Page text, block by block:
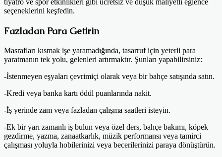
tiyatro ve spor etkinlikleri gibi ücretsiz ve düşük maliyetli eğlence
seçeneklerini keşfedin.
Fazladan Para Getirin
Masrafları kısmak işe yaramadığında, tasarruf için yeterli para
yaratmanın tek yolu, gelenleri artırmaktır. Şunları yapabilirsiniz:
-İstenmeyen eşyaları çevrimiçi olarak veya bir bahçe satışında satın.
-Kredi veya banka kartı ödül puanlarında nakit.
-İş yerinde zam veya fazladan çalışma saatleri isteyin.
-Ek bir yarı zamanlı iş bulun veya özel ders, bahçe bakımı, köpek
gezdirme, yazma, zanaatkarlık, müzik performansı veya tamirci
çalışması yoluyla hobilerinizi veya becerilerinizi paraya dönüştürün.